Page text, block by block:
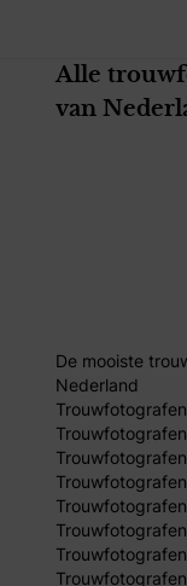
Alle
van
De mooiste
Nederland